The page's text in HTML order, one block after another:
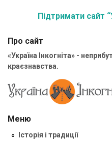
Підтримати сайт
Про сайт
«Україна Інкогніта» -
краєзнавства.
Меню
Історія і традиції